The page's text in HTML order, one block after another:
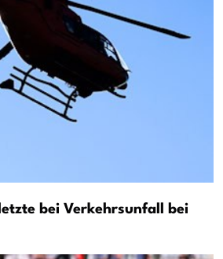
bei Verkehrsunfall bei